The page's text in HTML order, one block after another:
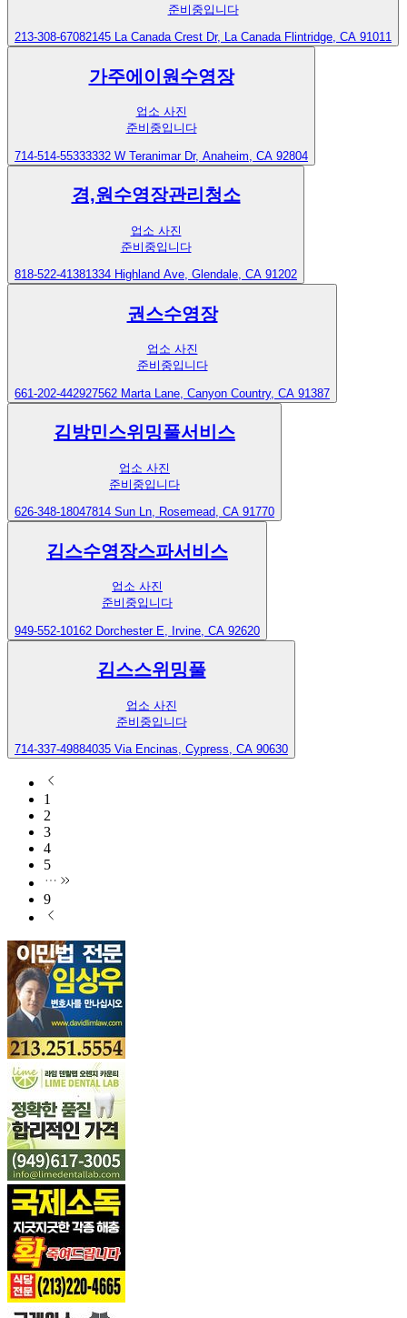
준비중입니다
213-308-67082145 La Canada Crest Dr, La Canada Flintridge, CA 91011
가주에이원수영장
업소 사진
준비중입니다
714-514-55333332 W Teranimar Dr, Anaheim, CA 92804
경,원수영장관리청소
업소 사진
준비중입니다
818-522-41381334 Highland Ave, Glendale, CA 91202
권스수영장
업소 사진
준비중입니다
661-202-442927562 Marta Lane, Canyon Country, CA 91387
김방민스위밍풀서비스
업소 사진
준비중입니다
626-348-18047814 Sun Ln, Rosemead, CA 91770
김스수영장스파서비스
업소 사진
준비중입니다
949-552-10162 Dorchester E, Irvine, CA 92620
김스스위밍풀
업소 사진
준비중입니다
714-337-49884035 Via Encinas, Cypress, CA 90630
1
2
3
4
5
9